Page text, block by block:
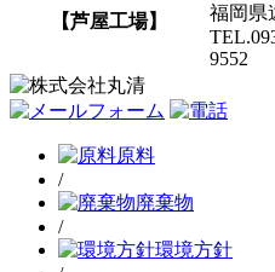
【芦屋工場】
福岡県
9552
原料
/
廃棄物
/
環境方針